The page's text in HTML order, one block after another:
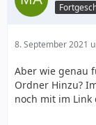
8. September 2021
Aber wie genau
Ordner Hinzu?
noch mit im Link